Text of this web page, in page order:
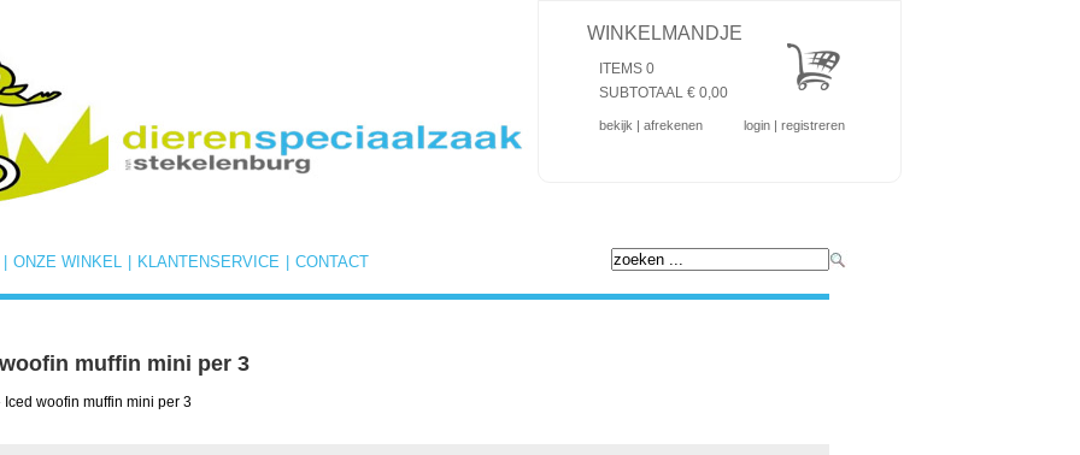
WINKELMANDJE
ITEMS 0
SUBTOTAAL € 0,00
bekijk | afrekenen login | registreren
CONTACT
KLANTENSERVICE
ONZE WINKEL
muffin mini per 3
woofin muffin mini per 3